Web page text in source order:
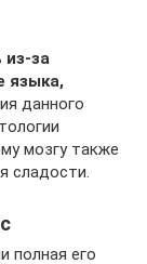
из-за
языка,
данного
мозгу также
сладости.
полная его